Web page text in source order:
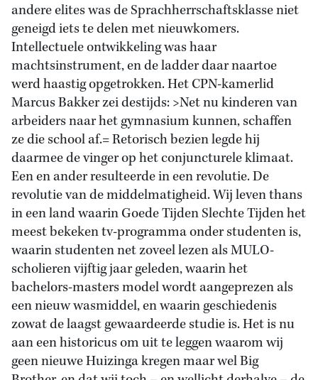
andere elites was de Sprachherrschaftsklasse niet
geneigd iets te delen met nieuwkomers.
Intellectuele ontwikkeling was haar
machtsinstrument, en de ladder daar naartoe
werd haastig opgetrokken. Het CPN-kamerlid
Marcus Bakker zei destijds: >Net nu kinderen van
arbeiders naar het gymnasium kunnen, schaffen
ze die school af.= Retorisch bezien legde hij
daarmee de vinger op het conjuncturele klimaat.
Een en ander resulteerde in een revolutie. De
revolutie van de middelmatigheid. Wij leven thans
in een land waarin Goede Tijden Slechte Tijden het
meest bekeken tv-programma onder studenten is,
waarin studenten net zoveel lezen als MULO-
scholieren vijftig jaar geleden, waarin het
bachelors-masters model wordt aangeprezen als
een nieuw wasmiddel, en waarin geschiedenis
zowat de laagst gewaardeerde studie is. Het is nu
aan een historicus om uit te leggen waarom wij
geen nieuwe Huizinga kregen maar wel Big